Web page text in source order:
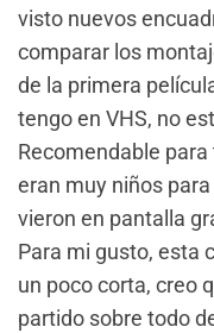
visto nuevos
comparar los
de la primera
tengo en VHS, no
Recomendable
eran muy niños
vieron en pantalla
Para mi gusto, esta
un poco corta, creo
partido sobre todo